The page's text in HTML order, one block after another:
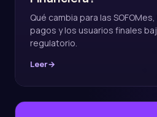
Qué cambia para las
pagos y los usuarios finales
regulatorio.
Leer→